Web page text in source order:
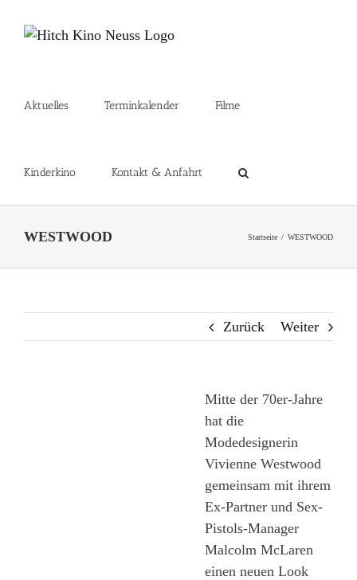
Inhalt
Aktuelles Terminkalender Filme
Kinderkino Kontakt & Anfahrt
WESTWOOD Startseite WESTWOOD
Zurück Weiter
Mitte der 70er-Jahre
hat die
Modedesignerin
Vivienne Westwood
gemeinsam mit ihrem
Ex-Partner und Sex-
Pistols-Manager
Malcolm McLaren
einen neuen Look